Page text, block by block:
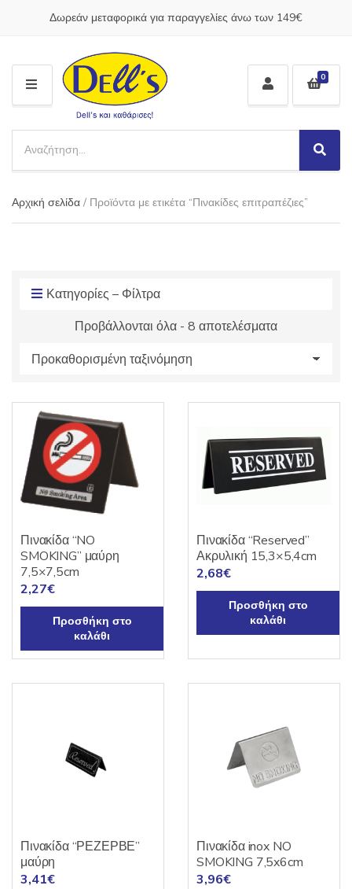
Δωρεάν μεταφορικά για παραγγελίες άνω των 149€
M
E
N
U
a
e
g
a
c
h
S
e
c
0
Αρχική σελίδα / Προϊόντα με ετικέτα “Πινακίδες επιτραπέζιες”
Κατηγορίες – Φίλτρα
Προβάλλονται όλα - 8 αποτελέσματα
Πινακίδα “NO
SMOKING” μαύρη
7,5×7,5cm
2,27€
Προσθήκη στο
καλάθι
Πινακίδα “Reserved”
Ακρυλική 15,3×5,4cm
2,68€
Προσθήκη στο
καλάθι
Πινακίδα “ΡΕΖΕΡΒΕ”
μαύρη
3,41€
Πινακίδα inox NO
SMOKING 7,5x6cm
3,96€